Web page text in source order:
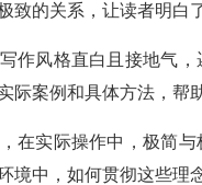
致的关系，让读者明白
作风格直白且接地气
际案例和具体方法，帮
在实际操作中，极简
境中，如何贯彻这些理